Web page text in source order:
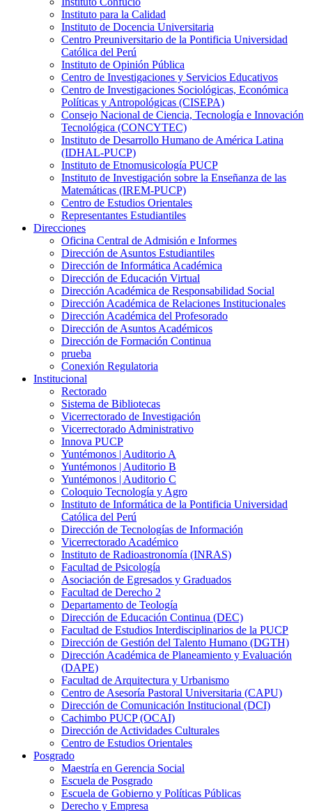
Instituto para la Calidad
Instituto de Docencia Universitaria
Centro Preuniversitario de la Pontificia Universidad
Católica del Perú
Instituto de Opinión Pública
Centro de Investigaciones y Servicios Educativos
Centro de Investigaciones Sociológicas, Económica
Políticas y Antropológicas (CISEPA)
Consejo Nacional de Ciencia, Tecnología e Innovación
Tecnológica (CONCYTEC)
Instituto de Desarrollo Humano de América Latina
(IDHAL-PUCP)
Instituto de Etnomusicología PUCP
Instituto de Investigación sobre la Enseñanza de las
Matemáticas (IREM-PUCP)
Centro de Estudios Orientales
Representantes Estudiantiles
Direcciones
Oficina Central de Admisión e Informes
Dirección de Asuntos Estudiantiles
Dirección de Informática Académica
Dirección de Educación Virtual
Dirección Académica de Responsabilidad Social
Dirección Académica de Relaciones Institucionales
Dirección Académica del Profesorado
Dirección de Asuntos Académicos
Dirección de Formación Continua
prueba
Conexión Regulatoria
Institucional
Rectorado
Sistema de Bibliotecas
Vicerrectorado de Investigación
Vicerrectorado Administrativo
Innova PUCP
Yuntémonos | Auditorio A
Yuntémonos | Auditorio B
Yuntémonos | Auditorio C
Coloquio Tecnología y Agro
Instituto de Informática de la Pontificia Universidad
Católica del Perú
Dirección de Tecnologías de Información
Vicerrectorado Académico
Instituto de Radioastronomía (INRAS)
Facultad de Psicología
Asociación de Egresados y Graduados
Facultad de Derecho 2
Departamento de Teología
Dirección de Educación Continua (DEC)
Facultad de Estudios Interdisciplinarios de la PUCP
Dirección de Gestión del Talento Humano (DGTH)
Dirección Académica de Planeamiento y Evaluación
(DAPE)
Facultad de Arquitectura y Urbanismo
Centro de Asesoría Pastoral Universitaria (CAPU)
Dirección de Comunicación Institucional (DCI)
Cachimbo PUCP (OCAI)
Dirección de Actividades Culturales
Centro de Estudios Orientales
Posgrado
Maestría en Gerencia Social
Escuela de Posgrado
Escuela de Gobierno y Políticas Públicas
Derecho y Empresa